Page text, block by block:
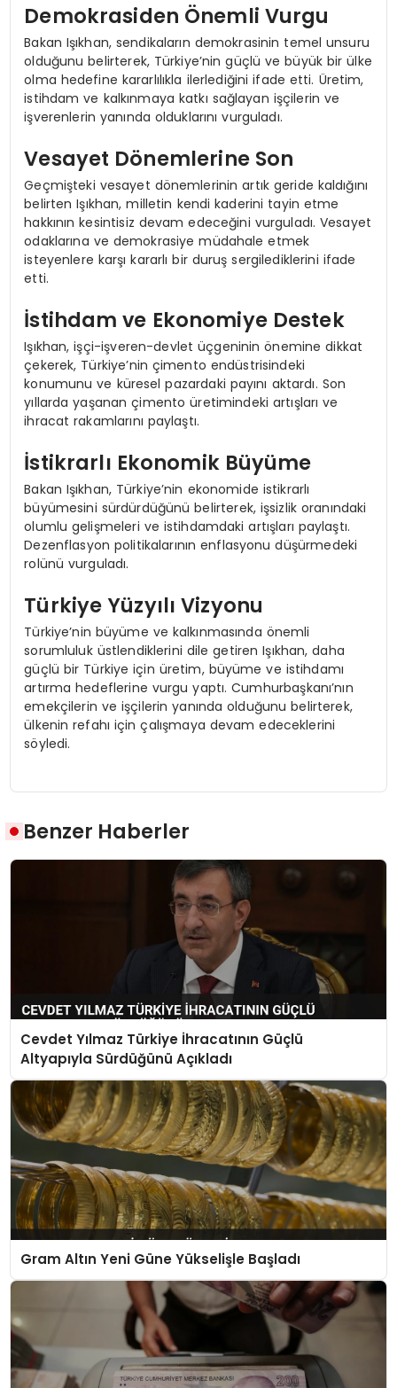
Demokrasiden Önemli Vurgu
Bakan Işıkhan, sendikaların demokrasinin temel unsuru
olduğunu belirterek, Türkiye’nin güçlü ve büyük bir ülke
olma hedefine kararlılıkla ilerlediğini ifade etti. Üretim,
istihdam ve kalkınmaya katkı sağlayan işçilerin ve
işverenlerin yanında olduklarını vurguladı.
Vesayet Dönemlerine Son
Geçmişteki vesayet dönemlerinin artık geride kaldığını
belirten Işıkhan, milletin kendi kaderini tayin etme
hakkının kesintisiz devam edeceğini vurguladı. Vesayet
odaklarına ve demokrasiye müdahale etmek
isteyenlere karşı kararlı bir duruş sergilediklerini ifade
etti.
İstihdam ve Ekonomiye Destek
Işıkhan, işçi-işveren-devlet üçgeninin önemine dikkat
çekerek, Türkiye’nin çimento endüstrisindeki
konumunu ve küresel pazardaki payını aktardı. Son
yıllarda yaşanan çimento üretimindeki artışları ve
ihracat rakamlarını paylaştı.
İstikrarlı Ekonomik Büyüme
Bakan Işıkhan, Türkiye’nin ekonomide istikrarlı
büyümesini sürdürdüğünü belirterek, işsizlik oranındaki
olumlu gelişmeleri ve istihdamdaki artışları paylaştı.
Dezenflasyon politikalarının enflasyonu düşürmedeki
rolünü vurguladı.
Türkiye Yüzyılı Vizyonu
Türkiye’nin büyüme ve kalkınmasında önemli
sorumluluk üstlendiklerini dile getiren Işıkhan, daha
güçlü bir Türkiye için üretim, büyüme ve istihdamı
artırma hedeflerine vurgu yaptı. Cumhurbaşkanı’nın
emekçilerin ve işçilerin yanında olduğunu belirterek,
ülkenin refahı için çalışmaya devam edeceklerini
söyledi.
Benzer Haberler
Cevdet Yılmaz Türkiye İhracatının Güçlü
Altyapıyla Sürdüğünü Açıkladı
Gram Altın Yeni Güne Yükselişle Başladı